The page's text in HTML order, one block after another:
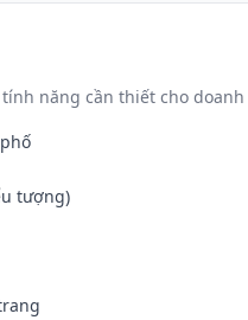
năng cần thiết cho
tượng)